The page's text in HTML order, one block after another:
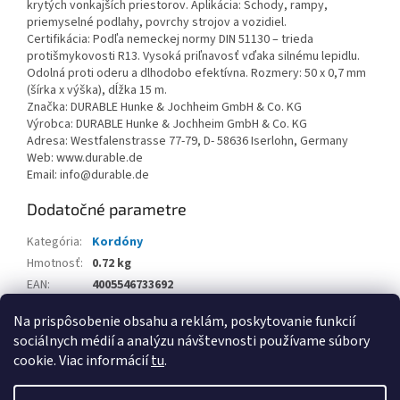
Na prispôsobenie obsahu a reklám, poskytovanie funkcií
sociálnych médií a analýzu návštevnosti používame súbory
cookie. Viac informáciítu.
krytých vonkajších priestorov. Aplikácia: Schody, rampy,
priemyselné podlahy, povrchy strojov a vozidiel.
Certifikácia: Podľa nemeckej normy DIN 51130 – trieda
protišmykovosti R13. Vysoká priľnavosť vďaka silnému lepidlu.
Odolná proti oderu a dlhodobo efektívna. Rozmery: 50 x 0,7 mm
(šírka x výška), dĺžka 15 m.
Značka: DURABLE Hunke & Jochheim GmbH & Co. KG
Výrobca: DURABLE Hunke & Jochheim GmbH & Co. KG
Adresa: Westfalenstrasse 77-79, D- 58636 Iserlohn, Germany
Web: www.durable.de
Email: info@durable.de
Dodatočné parametre
Kategória:
Kordóny
Hmotnosť: 0.72 kg
EAN:
4005546733692